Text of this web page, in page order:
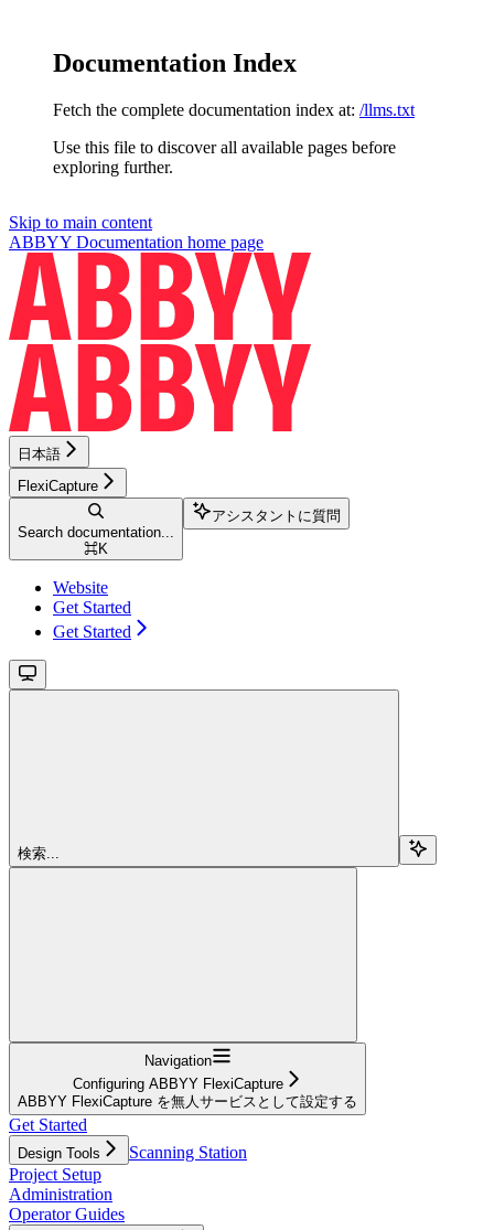
Documentation Index
Fetch the complete documentation index at: /llms.txt
Use this file to discover all available pages before
exploring further.
Skip to main content
ABBYY Documentation home page
日本語
FlexiCapture
Search documentation...
⌘K
アシスタントに質問
Website
Get Started
Get Started
検索...
Navigation
Configuring ABBYY FlexiCapture
ABBYY FlexiCapture を無人サービスとして設定する
Get Started
Design Tools
Scanning Station
Project Setup
Administration
Operator Guides